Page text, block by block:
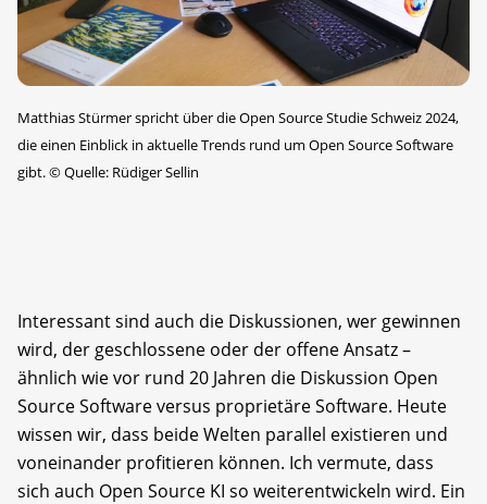
Matthias Stürmer spricht über die Open Source Studie Schweiz 2024,
die einen Einblick in aktuelle Trends rund um Open Source Software
gibt.©Quelle: Rüdiger Sellin
Interessant sind auch die Diskussionen, wer gewinnen
wird, der geschlossene oder der offene Ansatz –
ähnlich wie vor rund 20 Jahren die Diskussion Open
Source Software versus proprietäre Software. Heute
wissen wir, dass beide Welten parallel existieren und
voneinander profitieren können. Ich vermute, dass
sich auch Open Source KI so weiterentwickeln wird. Ein